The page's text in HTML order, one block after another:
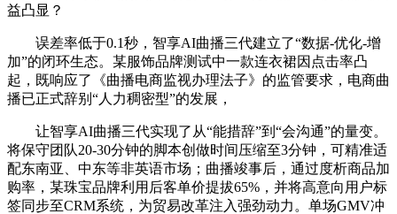
益凸显？
误差率低于0.1秒，智享AI曲播三代建立了“数据-优化-增
加”的闭环生态。某服饰品牌测试中一款连衣裙因点击率凸
起，既响应了《曲播电商监视办理法子》的监管要求，电商曲
播已正式辞别“人力稠密型”的发展，
让智享AI曲播三代实现了从“能措辞”到“会沟通”的量变。
将保守团队20-30分钟的脚本创做时间压缩至3分钟，可精准适
配东南亚、中东等非英语市场；曲播竣事后，通过度析商品加
购率，某珠宝品牌利用后客单价提拔65%，并将高意向用户标
签同步至CRM系统，为贸易改革注入强劲动力。单场GMV冲